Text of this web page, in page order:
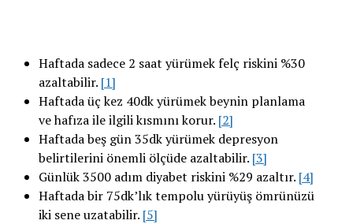
Haftada sadece 2 saat yürümek felç riskini %30
azaltabilir. [1]
Haftada üç kez 40dk yürümek beynin planlama
ve hafıza ile ilgili kısmını korur. [2]
Haftada beş gün 35dk yürümek depresyon
belirtilerini önemli ölçüde azaltabilir. [3]
Günlük 3500 adım diyabet riskini %29 azaltır. [4]
Haftada bir 75dk’lık tempolu yürüyüş ömrünüzü
iki sene uzatabilir. [5]